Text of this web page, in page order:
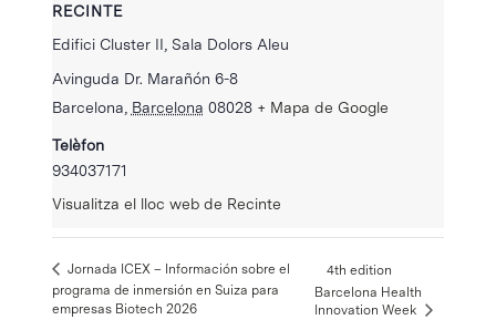
RECINTE
Edifici Cluster II, Sala Dolors Aleu
Avinguda Dr. Marañón 6-8
Barcelona Barcelona 08028 + Mapa de Google
Telèfon
934037171
Visualitza el lloc web de Recinte
Jornada ICEX – Información sobre el
programa de inmersión en Suiza para
empresas Biotech 2026
4th edition
Barcelona Health
Innovation Week